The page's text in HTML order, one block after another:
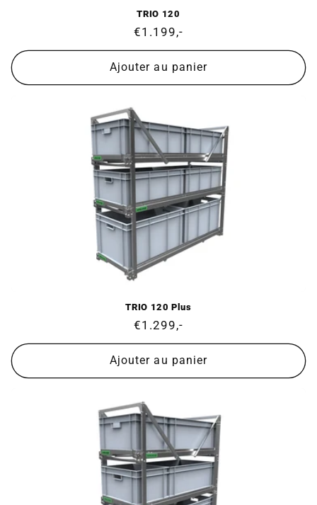
TRIO 120
Prix
normal
€1.199,-
Ajouter au panier
TRIO 120 Plus
Prix
normal
€1.299,-
Ajouter au panier